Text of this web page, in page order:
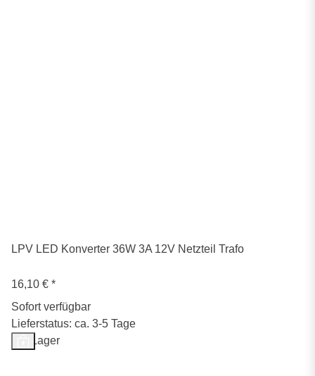
LPV LED Konverter 36W 3A 12V Netzteil Trafo
16,10 € *
Sofort verfügbar
Lieferstatus: ca. 3-5 Tage
Auf Lager